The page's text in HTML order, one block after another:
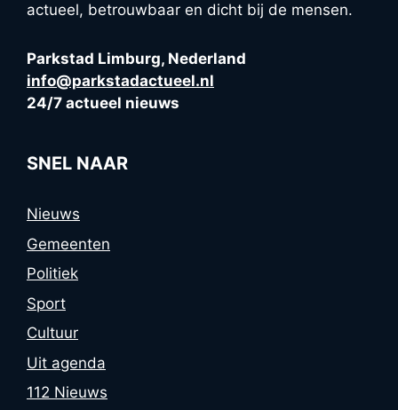
actueel, betrouwbaar en dicht bij de mensen.
Parkstad Limburg, Nederland
info@parkstadactueel.nl
24/7 actueel nieuws
SNEL NAAR
Nieuws
Gemeenten
Politiek
Sport
Cultuur
Uit agenda
112 Nieuws